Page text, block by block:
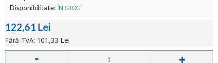
Disponibilitate:
ÎN STOC
122,61 Lei
Fără TVA: 101,33 Lei
- +